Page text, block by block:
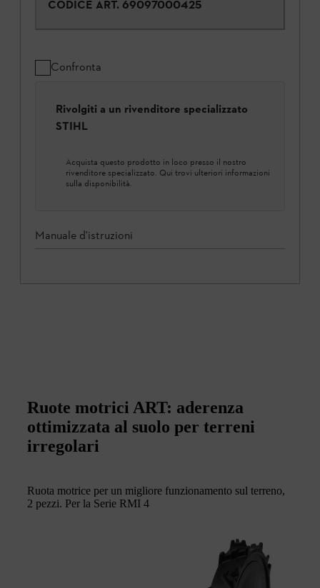
CODICE ART. 69097000425
Confronta
Rivolgiti a un rivenditore specializzato
STIHL
Acquista questo prodotto in loco presso il nostro
rivenditore specializzato. Qui trovi ulteriori informazioni
sulla disponibilità.
Manuale d'istruzioni
Ruote motrici ART: aderenza
ottimizzata al suolo per terreni
irregolari
Ruota motrice per un migliore funzionamento sul terreno,
2 pezzi. Per la Serie RMI 4